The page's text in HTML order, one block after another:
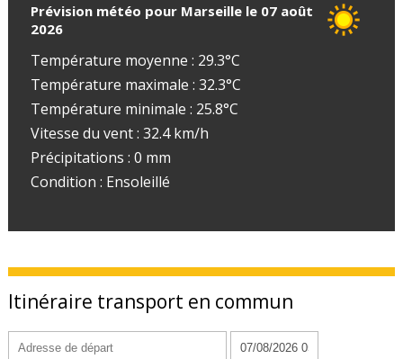
Prévision météo pour Marseille le 07 août
2026
Température moyenne : 29.3°C
Température maximale : 32.3°C
Température minimale : 25.8°C
Vitesse du vent : 32.4 km/h
Précipitations : 0 mm
Condition : Ensoleillé
Itinéraire transport en commun